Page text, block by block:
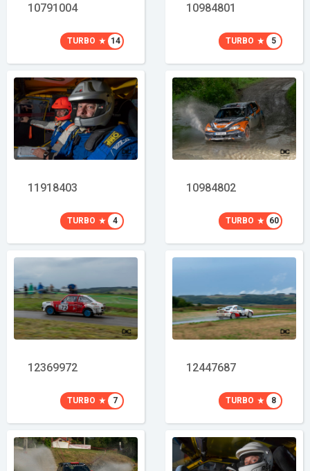
10984801
TURBO 5
10984802
TURBO 60
12447687
TURBO 8
10791004
TURBO 14
11918403
TURBO 4
12369972
TURBO 7